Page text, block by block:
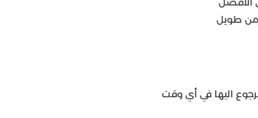
طويل
اليها في أي وقت